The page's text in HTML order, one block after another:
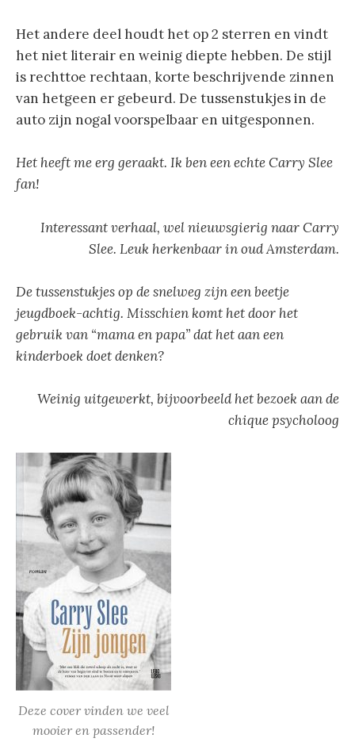
Het andere deel houdt het op 2 sterren en vindt
het niet literair en weinig diepte hebben. De stijl
is rechttoe rechtaan, korte beschrijvende zinnen
van hetgeen er gebeurd. De tussenstukjes in de
auto zijn nogal voorspelbaar en uitgesponnen.
Het heeft me erg geraakt. Ik ben een echte Carry Slee
fan!
Interessant verhaal, wel nieuwsgierig naar Carry
Slee. Leuk herkenbaar in oud Amsterdam.
De tussenstukjes op de snelweg zijn een beetje
jeugdboek-achtig. Misschien komt het door het
gebruik van “mama en papa” dat het aan een
kinderboek doet denken?
Weinig uitgewerkt, bijvoorbeeld het bezoek aan de
chique psycholoog
Deze cover vinden we veel
mooier en passender!